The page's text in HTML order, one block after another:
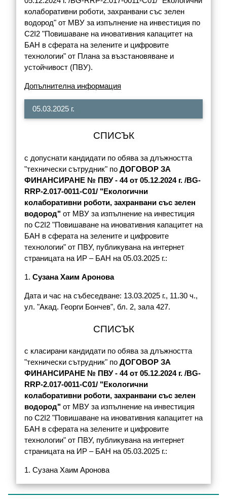
колаборативни роботи, захранвани със зелен
водород" от МВУ за изпълнение на инвестиция по
С2I2 "Повишаване на иновативния капацитет на
БАН в сферата на зелените и цифровите
технологии" от Плана за възстановяване и
устойчивост (ПВУ).
Допълнителна информация
05.03.2025 г.
СПИСЪК
с допуснати кандидати по обява за длъжността
"технически сътрудник" по ДОГОВОР ЗА
ФИНАНСИРАНЕ № ПВУ - 44 от 05.12.2024 г. /BG-
RRP-2.017-0011-С01/ "Екологични
колаборативни роботи, захранвани със зелен
водород" от МВУ за изпълнение на инвестиция
по С2I2 "Повишаване на иновативния капацитет на
БАН в сферата на зелените и цифровите
технологии" от ПВУ, публикувана на интернет
страницата на ИР – БАН на 05.03.2025 г.:
1. Сузана Хаим Аронова
Дата и час на събеседване: 13.03.2025 г., 11.30 ч.,
ул. "Акад. Георги Бончев", бл. 2, зала 427.
СПИСЪК
с класирани кандидати по обява за длъжността
"технически сътрудник" по ДОГОВОР ЗА
ФИНАНСИРАНЕ № ПВУ - 44 от 05.12.2024 г. /BG-
RRP-2.017-0011-С01/ "Екологични
колаборативни роботи, захранвани със зелен
водород" от МВУ за изпълнение на инвестиция
по С2I2 "Повишаване на иновативния капацитет на
БАН в сферата на зелените и цифровите
технологии" от ПВУ, публикувана на интернет
страницата на ИР – БАН на 05.03.2025 г.:
1. Сузана Хаим Аронова